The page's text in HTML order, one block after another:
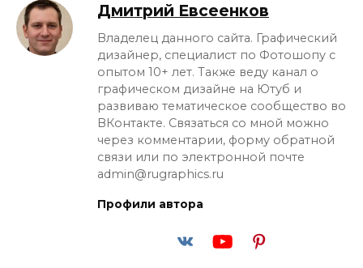
Дмитрий Евсеенков
Владелец данного сайта. Графический
дизайнер, специалист по Фотошопу с
опытом 10+ лет. Также веду канал о
графическом дизайне на Ютуб и
развиваю тематическое сообщество во
ВКонтакте. Связаться со мной можно
через комментарии, форму обратной
связи или по электронной почте
admin@rugraphics.ru
Профили автора